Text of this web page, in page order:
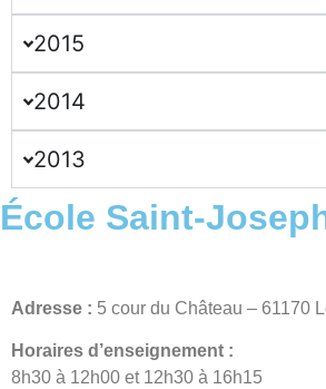
2015
2014
2013
École Saint-
Adresse : 5 cour du Château – 61170
Horaires d’enseignement :
8h30 à 12h00 et 12h30 à 16h15